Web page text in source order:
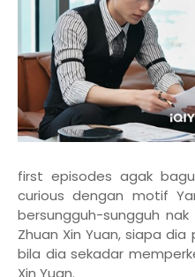
first episodes agak
curious dengan motif
bersungguh-sungguh
Zhuan Xin Yuan, siapa
bila dia sekadar
Xin Yuan.